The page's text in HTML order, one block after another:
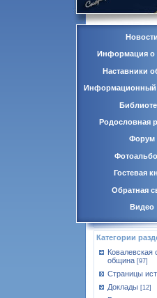
Новости
Информация о
Наставники
Информационный
Родословная
Форум
Гостевая
Обратная
Видео
Категории
Ковалевская
община [97]
Страницы
Доклады [12]